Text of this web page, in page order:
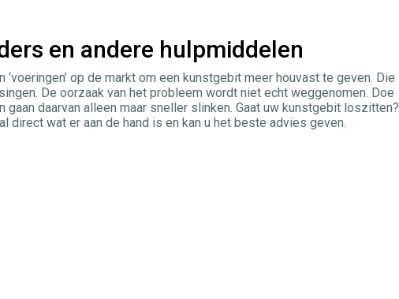
en andere hulpmiddelen
op de markt om een kunstgebit meer houvast te geven. Die
De oorzaak van het probleem wordt niet echt weggenomen. Doe
daarvan alleen maar sneller slinken. Gaat uw kunstgebit loszitten?
direct wat er aan de hand is en kan u het beste advies geven.